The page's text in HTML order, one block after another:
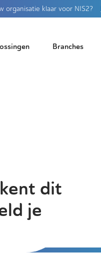
organisatie klaar voor NIS2?
Branches
dit
je